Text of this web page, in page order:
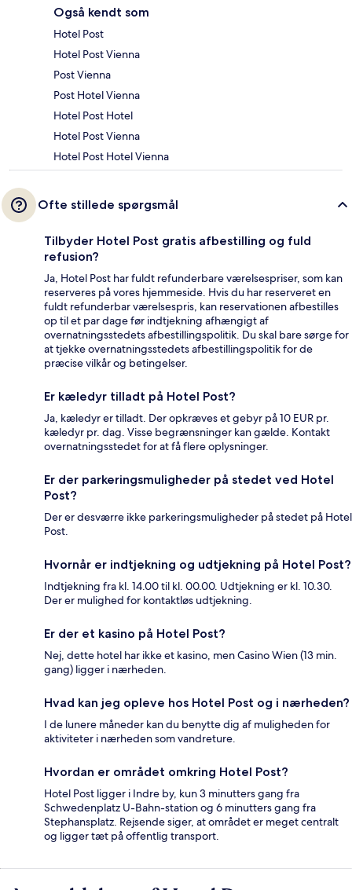
Også kendt som
Hotel Post
Hotel Post Vienna
Post Vienna
Post Hotel Vienna
Hotel Post Hotel
Hotel Post Vienna
Hotel Post Hotel Vienna
Ofte stillede spørgsmål
Tilbyder Hotel Post gratis afbestilling og fuld
refusion?
Ja, Hotel Post har fuldt refunderbare værelsespriser, som kan
reserveres på vores hjemmeside. Hvis du har reserveret en
fuldt refunderbar værelsespris, kan reservationen afbestilles
op til et par dage før indtjekning afhængigt af
overnatningsstedets afbestillingspolitik. Du skal bare sørge for
at tjekke overnatningsstedets afbestillingspolitik for de
præcise vilkår og betingelser.
Er kæledyr tilladt på Hotel Post?
Ja, kæledyr er tilladt. Der opkræves et gebyr på 10 EUR pr.
kæledyr pr. dag. Visse begrænsninger kan gælde. Kontakt
overnatningsstedet for at få flere oplysninger.
Er der parkeringsmuligheder på stedet ved Hotel
Post?
Der er desværre ikke parkeringsmuligheder på stedet på Hotel
Post.
Hvornår er indtjekning og udtjekning på Hotel Post?
Indtjekning fra kl. 14.00 til kl. 00.00. Udtjekning er kl. 10.30.
Der er mulighed for kontaktløs udtjekning.
Er der et kasino på Hotel Post?
Nej, dette hotel har ikke et kasino, men Casino Wien (13 min.
gang) ligger i nærheden.
Hvad kan jeg opleve hos Hotel Post og i nærheden?
I de lunere måneder kan du benytte dig af muligheden for
aktiviteter i nærheden som vandreture.
Hvordan er området omkring Hotel Post?
Hotel Post ligger i Indre by, kun 3 minutters gang fra
Schwedenplatz U-Bahn-station og 6 minutters gang fra
Stephansplatz. Rejsende siger, at området er meget centralt
og ligger tæt på offentlig transport.